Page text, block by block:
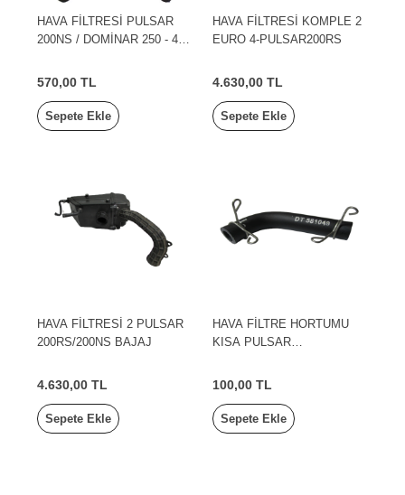
HAVA FİLTRESİ PULSAR
200NS / DOMİNAR 250 - 400
570,00 TL
Sepete Ekle
HAVA FİLTRESİ KOMPLE 2
EURO 4-PULSAR200RS
4.630,00 TL
Sepete Ekle
HAVA FİLTRESİ 2 PULSAR
200RS/200NS BAJAJ
4.630,00 TL
Sepete Ekle
HAVA FİLTRE HORTUMU
KISA PULSAR
100,00 TL
Sepete Ekle